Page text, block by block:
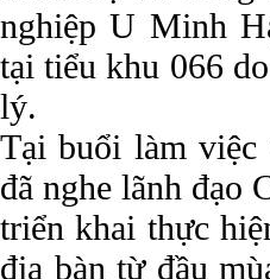
nghiệp U Minh
tại tiểu khu 066
lý.
Tại buổi làm
đã nghe lãnh đạo
triển khai thực
địa bàn từ đầu